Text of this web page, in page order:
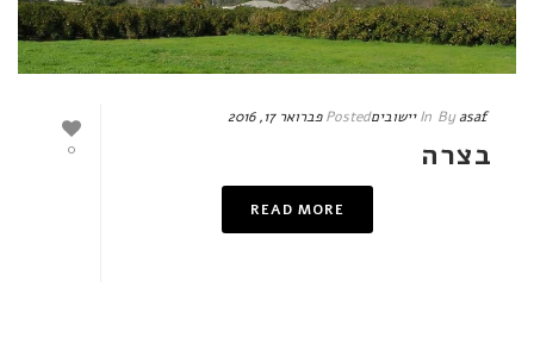
0
Byasaf
In יישוביםPosted פברואר 17, 2016
בצרה
READ MORE